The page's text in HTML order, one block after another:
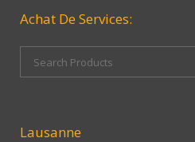
Achat De Services:
Lausanne